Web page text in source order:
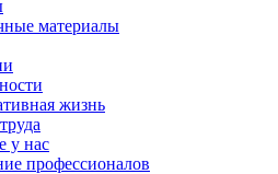
материалы
жизнь
у нас
профессионалов